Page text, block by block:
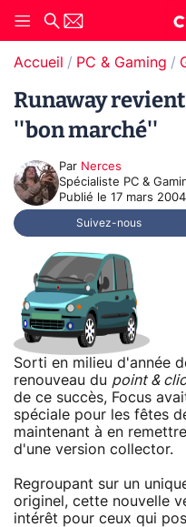
Accueil PC & Gaming
Runaway
''bon marché''
Par Nerces
Spécialiste PC &
Publié le 17 mars
Suivez-nous
Sorti en milieu d'année
renouveau du point &
de ce succès, Focus
spéciale pour les fêtes
maintenant à en
d'une version collector.
Regroupant sur un
originel, cette nouvelle
intérêt pour ceux qui